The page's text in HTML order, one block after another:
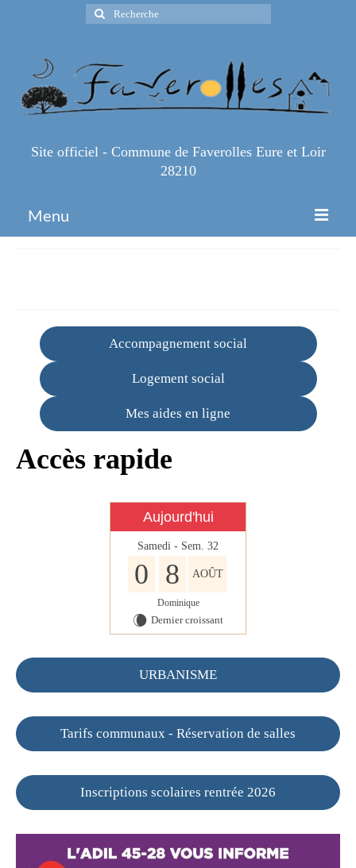
Rechercher
:
Site officiel - Commune de Faverolles Eure et Loir
28210
Menu
Infos Pratiques
Contact et horaires
Mon village
Mes démarches
Faverolles Infos – Format
Séjourner à Faverolles
Nos Partenaires
Accompagnement social
Logement social
Mes aides en ligne
Accès rapide
Aujourd'hui
Samedi - Sem. 32
0 8 AOÛT
Dominique
W Dernier croissant
URBANISME
Tarifs communaux - Réservation de salles
Inscriptions scolaires rentrée 2026